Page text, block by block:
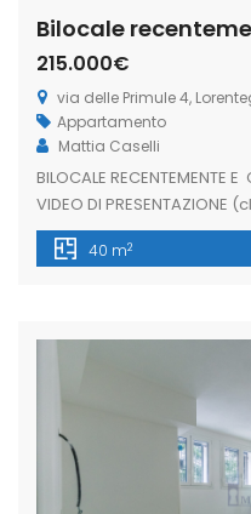
215.000€
via delle Primule 4,
Appartamento
Mattia Caselli
BILOCALE RECENTEMENTE
VIDEO DI PRESENTAZIONE
qui) Proponiamo, in
piano seminterrato
soggiorno con cucina a
matrimoniale. Bagno
40 m2